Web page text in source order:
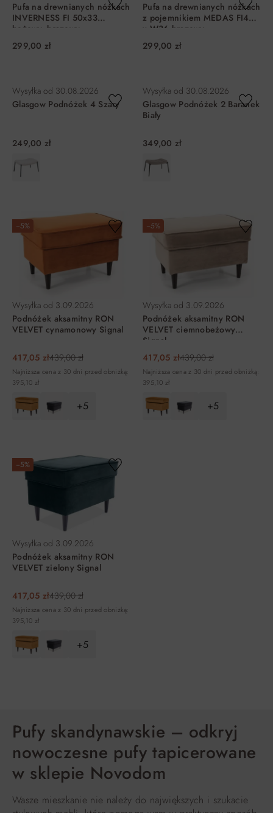
Pufa na drewnianych nóżkach
INVERNESS FI 50x33
beżowy, brązowy
299,00 zł
Pufa na drewnianych nóżkach
z pojemnikiem MEDAS FI45
x W36 brązowy
299,00 zł
Wysyłka od 30.08.2026
Glasgow Podnóżek 4 Szary
249,00 zł
Wysyłka od 30.08.2026
Glasgow Podnóżek 2 Baranek
Biały
349,00 zł
−5%
Wysyłka od 3.09.2026
Podnóżek aksamitny RON
VELVET cynamonowy Signal
417,05 zł439,00 zł
Najniższa cena z 30 dni przed obniżką:
395,10 zł
+5
−5%
Wysyłka od 3.09.2026
Podnóżek aksamitny RON
VELVET ciemnobeżowy
Signal
417,05 zł439,00 zł
Najniższa cena z 30 dni przed obniżką:
395,10 zł
+5
−5%
Wysyłka od 3.09.2026
Podnóżek aksamitny RON
VELVET zielony Signal
417,05 zł439,00 zł
Najniższa cena z 30 dni przed obniżką:
395,10 zł
+5
Pufy skandynawskie – odkryj
nowoczesne pufy tapicerowane
w sklepie Novodom
Wasze mieszkanie nie należy do największych i szukacie